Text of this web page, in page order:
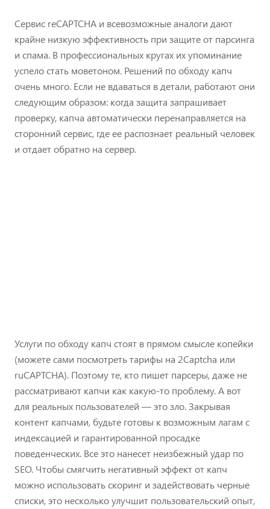
Сервис reCAPTCHA и всевозможные аналоги дают
крайне низкую эффективность при защите от парсинга
и спама. В профессиональных кругах их упоминание
успело стать моветоном. Решений по обходу капч
очень много. Если не вдаваться в детали, работают они
следующим образом: когда защита запрашивает
проверку, капча автоматически перенаправляется на
сторонний сервис, где ее распознает реальный человек
и отдает обратно на сервер.
Услуги по обходу капч стоят в прямом смысле копейки
(можете сами посмотреть тарифы на 2Captcha или
ruCAPTCHA). Поэтому те, кто пишет парсеры, даже не
рассматривают капчи как какую-то проблему. А вот
для реальных пользователей — это зло. Закрывая
контент капчами, будьте готовы к возможным лагам с
индексацией и гарантированной просадке
поведенческих. Все это нанесет неизбежный удар по
SEO. Чтобы смягчить негативный эффект от капч
можно использовать скоринг и задействовать черные
списки, это несколько улучшит пользовательский опыт,